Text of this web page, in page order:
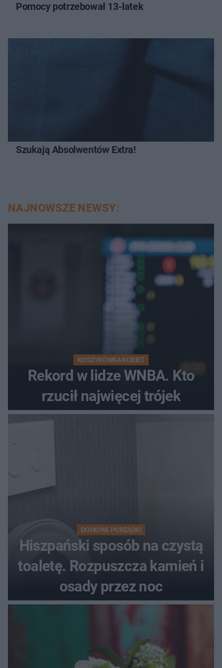
Pomocy potrzebował 13-latek
Szukają Absolwentów Extra!
NAJNOWSZE NEWSY:
KOSZYKÓWKA KOBIET
Rekord w lidze WNBA. Kto
rzucił najwięcej trójek
DOMOWE PORZĄDKI
Hiszpański sposób na czystą
toaletę. Rozpuszcza kamień i
osady przez noc